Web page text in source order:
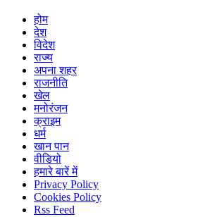
होम
देश
विदेश
राज्य
अपना शहर
राजनीति
खेल
मनोरंजन
क्राइम
धर्म
खान पान
वीडियो
हमारे बारें में
Privacy Policy
Cookies Policy
Rss Feed